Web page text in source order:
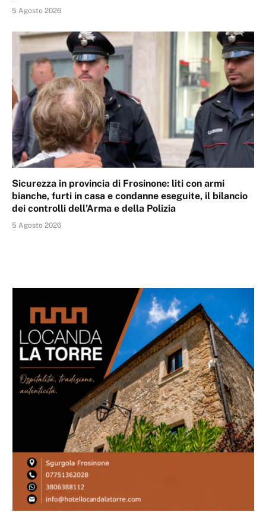
5 Agosto 2026
Sicurezza in provincia di Frosinone: liti con armi
bianche, furti in casa e condanne eseguite, il bilancio
dei controlli dell’Arma e della Polizia
5 Agosto 2026